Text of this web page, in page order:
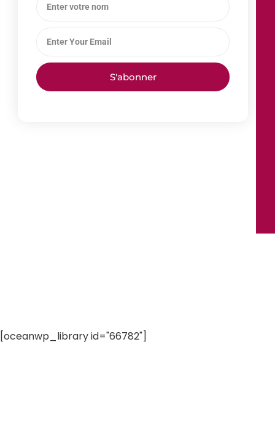
S'abonner
[oceanwp_library id="66782"]